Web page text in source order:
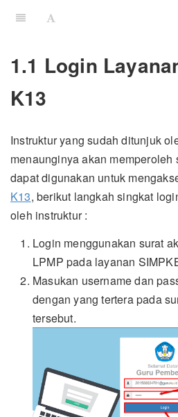
1.1 Login
K13
Instruktur yang sudah ditunjuk
menaunginya akan
dapat digunakan untuk
K13, berikut langkah singkat
oleh instruktur :
Login menggunakan surat
LPMP pada layanan
Masukan username dan
dengan yang tertera pada
tersebut.